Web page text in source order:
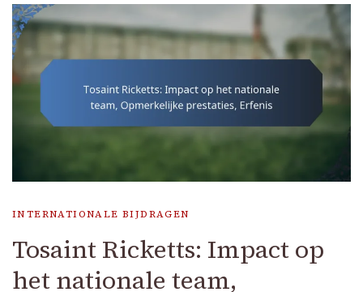
INTERNATIONALE BIJDRAGEN
Tosaint Ricketts: Impact op
het nationale team,